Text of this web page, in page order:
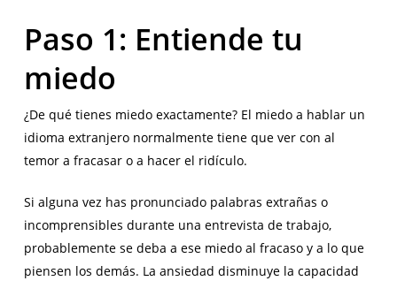
Paso 1: Entiende tu
miedo
¿De qué tienes miedo exactamente? El miedo a hablar un
idioma extranjero normalmente tiene que ver con al
temor a fracasar o a hacer el ridículo.
Si alguna vez has pronunciado palabras extrañas o
incomprensibles durante una entrevista de trabajo,
probablemente se deba a ese miedo al fracaso y a lo que
piensen los demás. La ansiedad disminuye la capacidad